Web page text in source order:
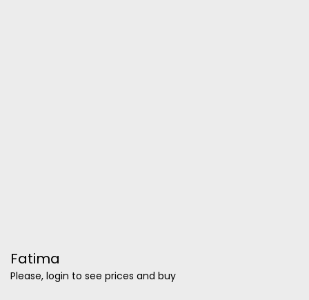
Fatima
Please, login to see prices and buy